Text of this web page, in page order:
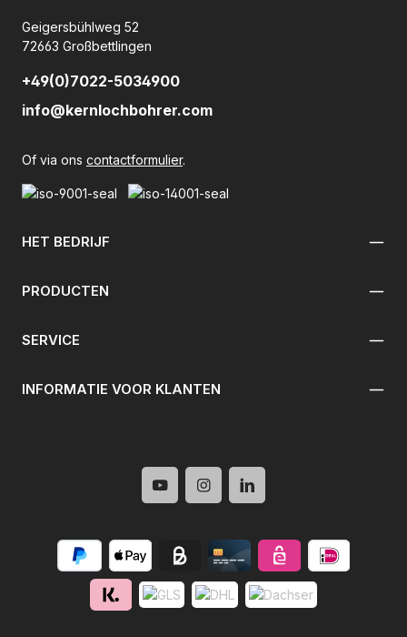
Geigersbühlweg 52
72663 Großbettlingen
+49(0)7022-5034900
info@kernlochbohrer.com
Of via ons contactformulier.
HET BEDRIJF
PRODUCTEN
SERVICE
INFORMATIE VOOR KLANTEN